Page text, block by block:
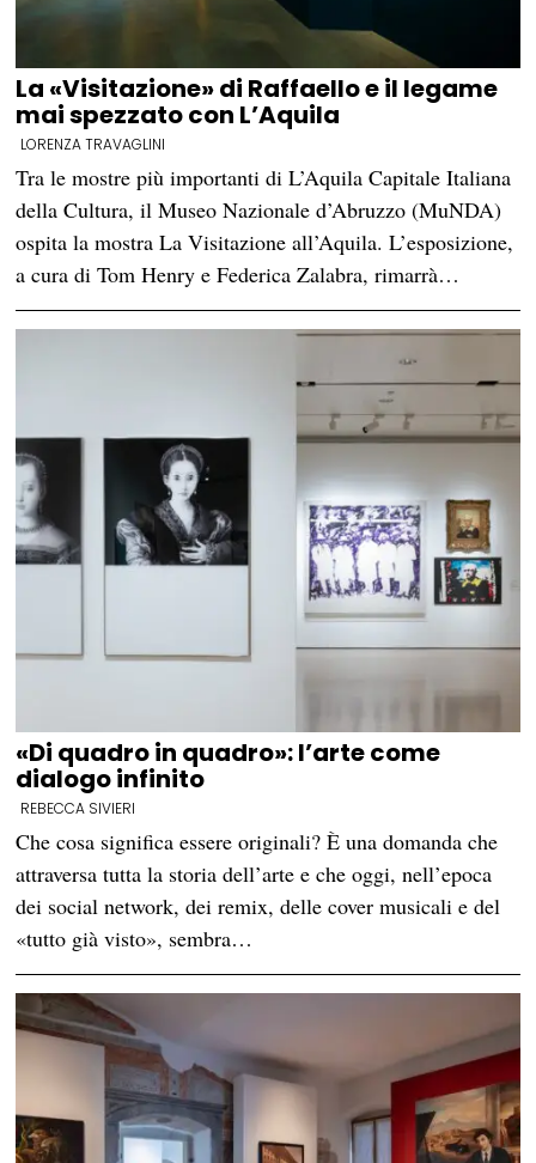
La «Visitazione» di Raffaello e il legame
mai spezzato con L’Aquila
LORENZA TRAVAGLINI
Tra le mostre più importanti di L’Aquila Capitale Italiana
della Cultura, il Museo Nazionale d’Abruzzo (MuNDA)
ospita la mostra La Visitazione all’Aquila. L’esposizione,
a cura di Tom Henry e Federica Zalabra, rimarrà…
«Di quadro in quadro»: l’arte come
dialogo infinito
REBECCA SIVIERI
Che cosa significa essere originali? È una domanda che
attraversa tutta la storia dell’arte e che oggi, nell’epoca
dei social network, dei remix, delle cover musicali e del
«tutto già visto», sembra…